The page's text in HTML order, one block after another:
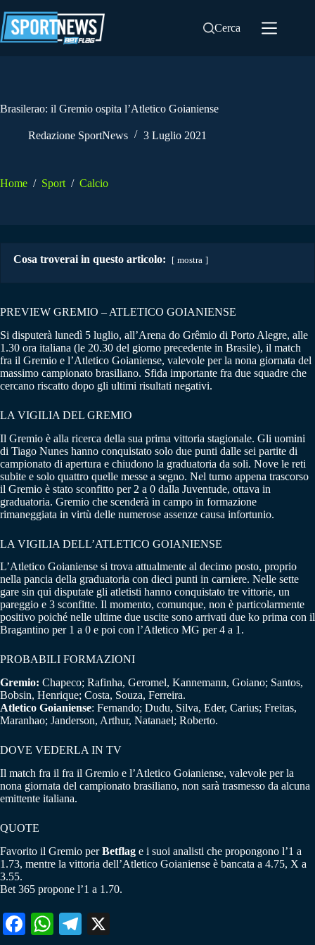
al
contenuto
Cerca
Brasilerao: il Gremio ospita l’Atletico Goianiense
Redazione SportNews 3 Luglio 2021
Home / Sport / Calcio
Cosa troverai in questo articolo: mostra
PREVIEW GREMIO – ATLETICO GOIANIENSE
Si disputerà lunedì 5 luglio, all’Arena do Grêmio di Porto Alegre, alle
1.30 ora italiana (le 20.30 del giorno precedente in Brasile), il match
fra il Gremio e l’Atletico Goianiense, valevole per la nona giornata del
massimo campionato brasiliano. Sfida importante fra due squadre che
cercano riscatto dopo gli ultimi risultati negativi.
LA VIGILIA DEL GREMIO
Il Gremio è alla ricerca della sua prima vittoria stagionale. Gli uomini
di Tiago Nunes hanno conquistato solo due punti dalle sei partite di
campionato di apertura e chiudono la graduatoria da soli. Nove le reti
subite e solo quattro quelle messe a segno. Nel turno appena trascorso
il Gremio è stato sconfitto per 2 a 0 dalla Juventude, ottava in
graduatoria. Gremio che scenderà in campo in formazione
rimaneggiata in virtù delle numerose assenze causa infortunio.
LA VIGILIA DELL’ATLETICO GOIANIENSE
L’Atletico Goianiense si trova attualmente al decimo posto, proprio
nella pancia della graduatoria con dieci punti in carniere. Nelle sette
gare sin qui disputate gli atletisti hanno conquistato tre vittorie, un
pareggio e 3 sconfitte. Il momento, comunque, non è particolarmente
positivo poiché nelle ultime due uscite sono arrivati due ko prima con il
Bragantino per 1 a 0 e poi con l’Atletico MG per 4 a 1.
PROBABILI FORMAZIONI
Gremio: Chapeco; Rafinha, Geromel, Kannemann, Goiano; Santos,
Bobsin, Henrique; Costa, Souza, Ferreira.
Atletico Goianiense: Fernando; Dudu, Silva, Eder, Carius; Freitas,
Maranhao; Janderson, Arthur, Natanael; Roberto.
DOVE VEDERLA IN TV
Il match fra il fra il Gremio e l’Atletico Goianiense, valevole per la
nona giornata del campionato brasiliano, non sarà trasmesso da alcuna
emittente italiana.
QUOTE
Favorito il Gremio perBetflag e i suoi analisti che propongono l’1 a
1.73, mentre la vittoria dell’Atletico Goianiense è bancata a 4.75, X a
3.55.
Bet 365 propone l’1 a 1.70.
Fa W
Te